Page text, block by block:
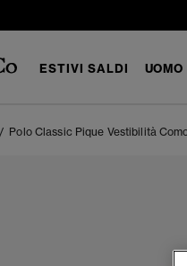
ESTIVI SALDI UOMO
Polo Classic Pique Vestibilità